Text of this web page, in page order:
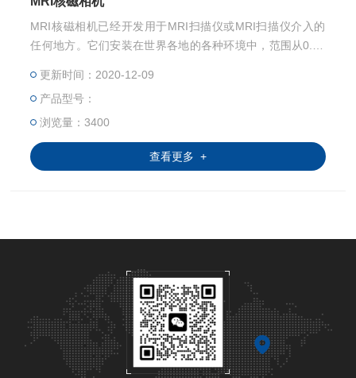
MRI核磁相机已经开发用于MRI扫描仪或MRI扫描仪介入的
任何地方。它们安装在世界各地的各种环境中，范围从0.23
的视野，放大倍率和工作距离。
更新时间：2020-12-09
产品型号：
浏览量：3400
查看更多 +